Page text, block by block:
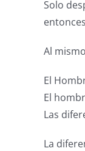
Solo
Al
El
El
Las
La